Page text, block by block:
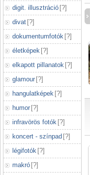
digit. illusztráció [?]
divat [?]
dokumentumfotók [?]
életképek [?]
elkapott pillanatok [?]
glamour [?]
hangulatképek [?]
humor [?]
infravörös fotók [?]
koncert - színpad [?]
légifotók [?]
makró [?]